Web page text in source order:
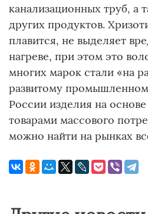
канализационных труб, а
других продуктов.
плавится, не выделяет
нагреве, при этом это
многих марок стали «на
развитому
России изделия на
товарами массового
можно найти на рынках